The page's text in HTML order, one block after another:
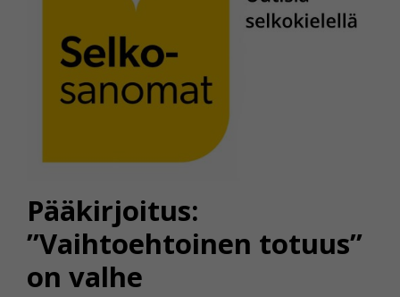
Pääkirjoitus:
”Vaihtoehtoinen totuus”
on valhe